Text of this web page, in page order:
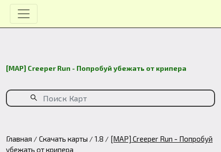
[MAP] Creeper Run - Попробуй убежать от крипера
Главная Скачать карты 1.8
[MAP] Creeper Run - Попробуй
убежать от крипера